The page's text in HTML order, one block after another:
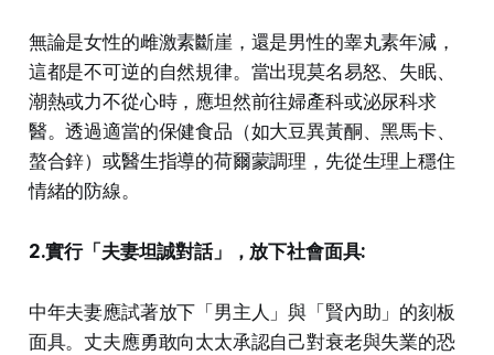
無論是女性的雌激素斷崖，還是男性的睾丸素年減，
這都是不可逆的自然規律。當出現莫名易怒、失眠、
潮熱或力不從心時，應坦然前往婦產科或泌尿科求
醫。透過適當的保健食品（如大豆異黃酮、黑馬卡、
螯合鋅）或醫生指導的荷爾蒙調理，先從生理上穩住
情緒的防線。
2.實行「夫妻坦誠對話」，放下社會面具:
中年夫妻應試著放下「男主人」與「賢內助」的刻板
面具。丈夫應勇敢向太太承認自己對衰老與失業的恐